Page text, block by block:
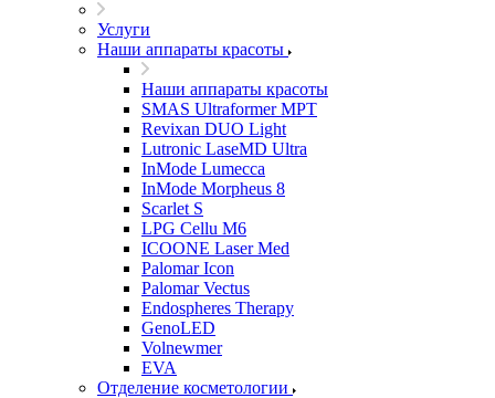
Услуги
Наши аппараты красоты
Наши аппараты красоты
SMAS Ultraformer MPT
Revixan DUO Light
Lutronic LaseMD Ultra
InMode Lumecca
InMode Morpheus 8
Scarlet S
LPG Cellu M6
ICOONE Laser Med
Palomar Icon
Palomar Vectus
Endospheres Therapy
GenoLED
Volnewmer
EVA
Отделение косметологии